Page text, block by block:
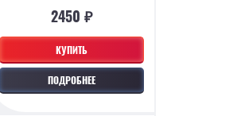
КУПИТЬ
ПОДРОБНЕЕ
2450 ₽